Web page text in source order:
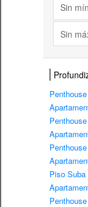
Sin
Sin
Piso Suba